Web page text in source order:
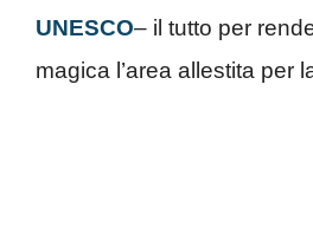
UNESCO– il tutto per
magica l’area allestita per